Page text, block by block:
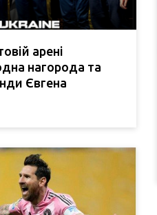
арені
нагорода та
Євгена